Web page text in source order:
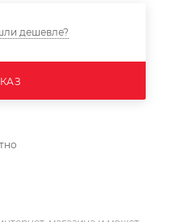
дешевле?